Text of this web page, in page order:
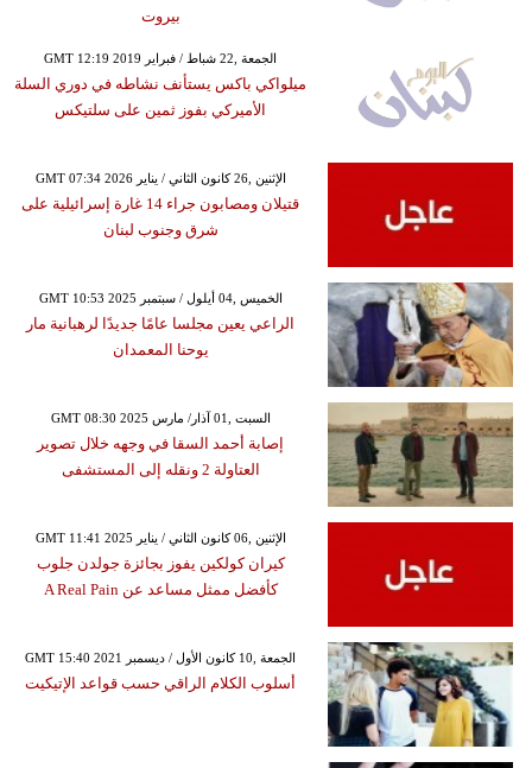
بيروت
GMT 12:19 2019 الجمعة ,22 شباط / فبراير
ميلواكي باكس يستأنف نشاطه في دوري السلة
الأميركي بفوز ثمين على سلتيكس
GMT 07:34 2026 الإثنين ,26 كانون الثاني / يناير
قتيلان ومصابون جراء 14 غارة إسرائيلية على
شرق وجنوب لبنان
GMT 10:53 2025 الخميس ,04 أيلول / سبتمبر
الراعي يعين مجلسا عامًا جديدًا لرهبانية مار
يوحنا المعمدان
GMT 08:30 2025 السبت ,01 آذار/ مارس
إصابة أحمد السقا في وجهه خلال تصوير
العتاولة 2 ونقله إلى المستشفى
GMT 11:41 2025 الإثنين ,06 كانون الثاني / يناير
كيران كولكين يفوز بجائزة جولدن جلوب
كأفضل ممثل مساعد عن A Real Pain
GMT 15:40 2021 الجمعة ,10 كانون الأول / ديسمبر
أسلوب الكلام الراقي حسب قواعد الإتيكيت